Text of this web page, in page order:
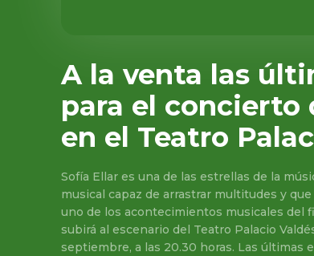
A la venta las
para el concierto
en el Teatro
Sofía Ellar es una de las estrellas de la
musical capaz de arrastrar multitudes y
uno de los acontecimientos musicales del
subirá al escenario del Teatro Palacio
septiembre, a las 20.30 horas. Las últimas